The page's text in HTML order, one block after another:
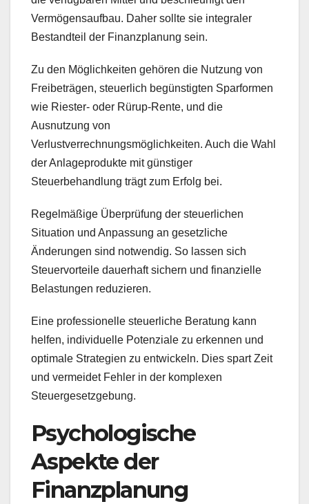
Vermögensaufbau. Daher sollte sie integraler
Bestandteil der Finanzplanung sein.
Zu den Möglichkeiten gehören die Nutzung von
Freibeträgen, steuerlich begünstigten Sparformen
wie Riester- oder Rürup-Rente, und die
Ausnutzung von
Verlustverrechnungsmöglichkeiten. Auch die Wahl
der Anlageprodukte mit günstiger
Steuerbehandlung trägt zum Erfolg bei.
Regelmäßige Überprüfung der steuerlichen
Situation und Anpassung an gesetzliche
Änderungen sind notwendig. So lassen sich
Steuervorteile dauerhaft sichern und finanzielle
Belastungen reduzieren.
Eine professionelle steuerliche Beratung kann
helfen, individuelle Potenziale zu erkennen und
optimale Strategien zu entwickeln. Dies spart Zeit
und vermeidet Fehler in der komplexen
Steuergesetzgebung.
Psychologische
Aspekte der
Finanzplanung